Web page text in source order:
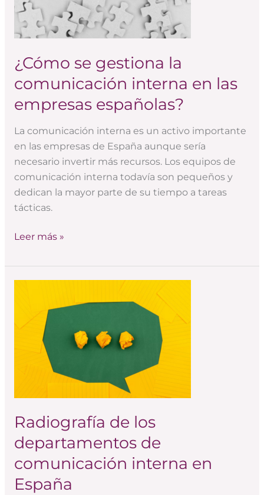
¿Cómo se gestiona la
comunicación interna en las
empresas españolas?
La comunicación interna es un activo importante
en las empresas de España aunque sería
necesario invertir más recursos. Los equipos de
comunicación interna todavía son pequeños y
dedican la mayor parte de su tiempo a tareas
tácticas.
interna
en
las
españolas?
Leer más »
Radiografía de los
departamentos de
comunicación interna en
España
departamentos
comunicación